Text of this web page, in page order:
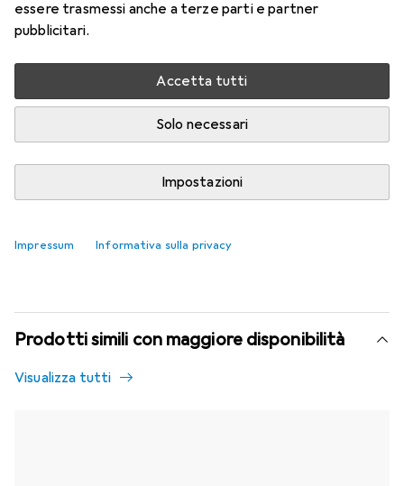
essere trasmessi anche a terze parti e partner
pubblicitari.
Accetta tutti
Solo necessari
Impostazioni
Impressum Informativa sulla privacy
Buono in 4 test
Attualmente non disponibile
Avvisami quando sarà disponibile
Prodotti simili con maggiore disponibilità
Visualizza tutti